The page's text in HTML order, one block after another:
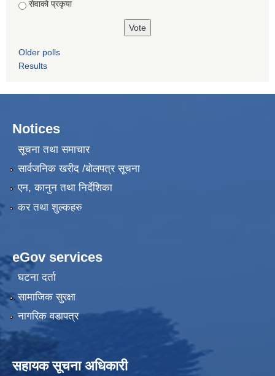
सेवाको प्रकृया
Older polls
Results
Notices
सूचना तथा समाचार
सार्वजनिक खरीद /बोलपत्र सूचना
एन, कानुन तथा निर्देशिका
कर तथा शुल्कहरु
eGov services
घटना दर्ता
सामाजिक सुरक्षा
नागरिक वडापत्र
सहायक सूचना अधिकारी